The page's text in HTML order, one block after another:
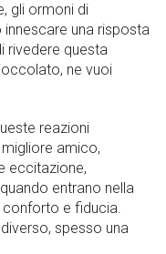
gli ormoni di
una risposta
rivedere questa
ne vuoi
reazioni
amico,
eccitazione,
entrano nella
e fiducia.
spesso una